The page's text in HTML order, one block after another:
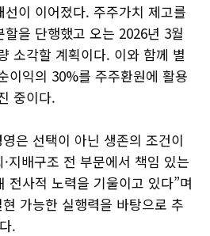
이 이어졌다. 주주가치 제고를
을 단행했고 오는 2026년 3월
소각할 계획이다. 이와 함께 별
이익의 30%를 주주환원에 활용
중이다.
은 선택이 아닌 생존의 조건이
지배구조 전 부문에서 책임 있는
전사적 노력을 기울이고 있다”며
가능한 실행력을 바탕으로 추
.